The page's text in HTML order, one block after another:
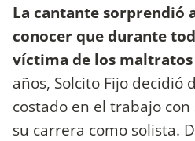
La cantante sorprendió
conocer que durante
víctima de los maltratos
años, Solcito Fijo decidió
costado en el trabajo
su carrera como solista.